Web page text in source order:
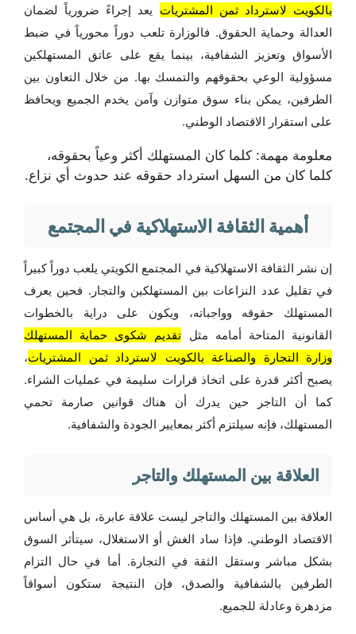
بالكويت لاسترداد ثمن المشتريات يعد إجراءً ضرورياً لضمان
العدالة وحماية الحقوق. فالوزارة تلعب دوراً محورياً في ضبط
الأسواق وتعزيز الشفافية، بينما يقع على عاتق المستهلكين
مسؤولية الوعي بحقوقهم والتمسك بها. من خلال التعاون بين
الطرفين، يمكن بناء سوق متوازن وآمن يخدم الجميع ويحافظ
على استقرار الاقتصاد الوطني.
معلومة مهمة: كلما كان المستهلك أكثر وعياً بحقوقه،
كلما كان من السهل استرداد حقوقه عند حدوث أي نزاع.
أهمية الثقافة الاستهلاكية في المجتمع
إن نشر الثقافة الاستهلاكية في المجتمع الكويتي يلعب دوراً كبيراً
في تقليل عدد النزاعات بين المستهلكين والتجار. فحين يعرف
المستهلك حقوقه وواجباته، ويكون على دراية بالخطوات
القانونية المتاحة أمامه مثل تقديم شكوى حماية المستهلك
وزارة التجارة والصناعة بالكويت لاسترداد ثمن المشتريات،
يصبح أكثر قدرة على اتخاذ قرارات سليمة في عمليات الشراء.
كما أن التاجر حين يدرك أن هناك قوانين صارمة تحمي
المستهلك، فإنه سيلتزم أكثر بمعايير الجودة والشفافية.
العلاقة بين المستهلك والتاجر
العلاقة بين المستهلك والتاجر ليست علاقة عابرة، بل هي أساس
الاقتصاد الوطني. فإذا ساد الغش أو الاستغلال، سيتأثر السوق
بشكل مباشر وستقل الثقة في التجارة. أما في حال التزام
الطرفين بالشفافية والصدق، فإن النتيجة ستكون أسواقاً
مزدهرة وعادلة للجميع.